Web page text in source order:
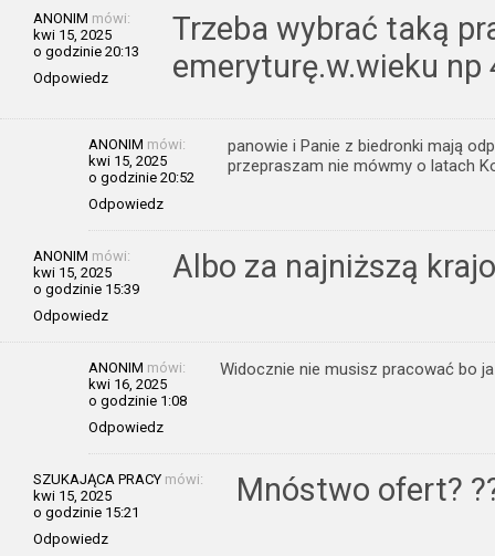
ANONIM mówi:
kwi 15, 2025
o godzinie 20:13
Odpowiedz
Trzeba wybrać taką
emeryturę.w.wieku np
ANONIM mówi:
kwi 15, 2025
o godzinie 20:52
Odpowiedz
panowie i Panie z biedronki mają
przepraszam nie mówmy o latach
ANONIM mówi:
kwi 15, 2025
o godzinie 15:39
Odpowiedz
Albo za najniższą
ANONIM mówi:
kwi 16, 2025
o godzinie 1:08
Odpowiedz
Widocznie nie musisz pracować bo
SZUKAJĄCA PRACY mówi:
kwi 15, 2025
o godzinie 15:21
Odpowiedz
Mnóstwo ofert?